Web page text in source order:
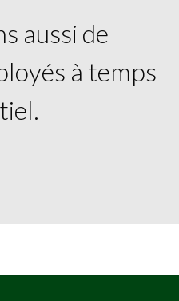
aussi de
à temps